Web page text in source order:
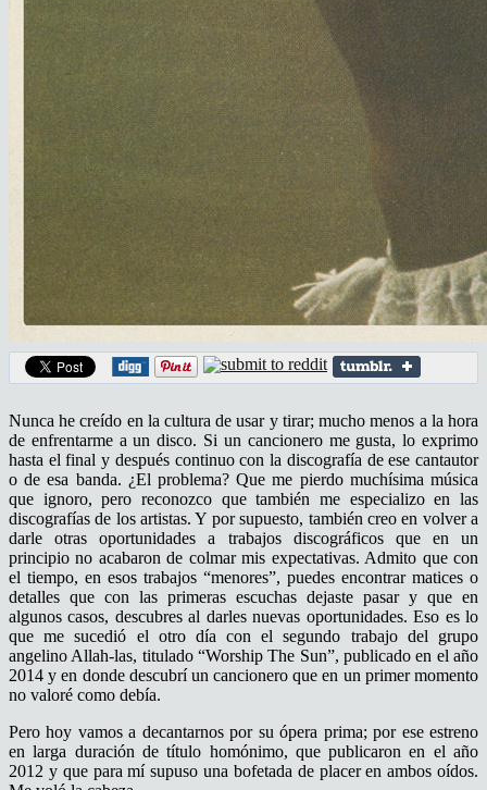
Nunca he creído en la cultura de usar y tirar; mucho menos a la hora
de enfrentarme a un disco. Si un cancionero me gusta, lo exprimo
hasta el final y después continuo con la discografía de ese cantautor
o de esa banda. ¿El problema? Que me pierdo muchísima música
que ignoro, pero reconozco que también me especializo en las
discografías de los artistas. Y por supuesto, también creo en volver a
darle otras oportunidades a trabajos discográficos que en un
principio no acabaron de colmar mis expectativas. Admito que con
el tiempo, en esos trabajos “menores”, puedes encontrar matices o
detalles que con las primeras escuchas dejaste pasar y que en
algunos casos, descubres al darles nuevas oportunidades. Eso es lo
que me sucedió el otro día con el segundo trabajo del grupo
angelino Allah-las, titulado “Worship The Sun”, publicado en el año
2014 y en donde descubrí un cancionero que en un primer momento
no valoré como debía.
Pero hoy vamos a decantarnos por su ópera prima; por ese estreno
en larga duración de título homónimo, que publicaron en el año
2012 y que para mí supuso una bofetada de placer en ambos oídos.